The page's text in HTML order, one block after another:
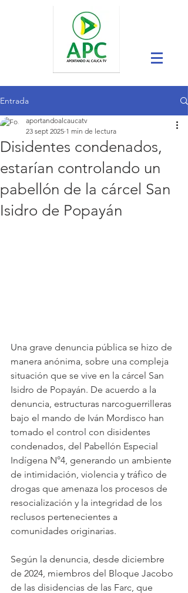
Entrada
Disidentes condenados,
estarían controlando un
pabellón de la cárcel San
Isidro de Popayán
aportandoalcaucatv
23 sept 2025 1 min de lectura
Una grave denuncia pública se hizo de
manera anónima, sobre una compleja
situación que se vive en la cárcel San
Isidro de Popayán. De acuerdo a la
denuncia, estructuras narcoguerrilleras
bajo el mando de Iván Mordisco han
tomado el control con disidentes
condenados, del Pabellón Especial
Indígena N°4, generando un ambiente
de intimidación, violencia y tráfico de
drogas que amenaza los procesos de
resocialización y la integridad de los
reclusos pertenecientes a
comunidades originarias.
Según la denuncia, desde diciembre
de 2024, miembros del Bloque Jacobo
de las disidencias de las Farc, que